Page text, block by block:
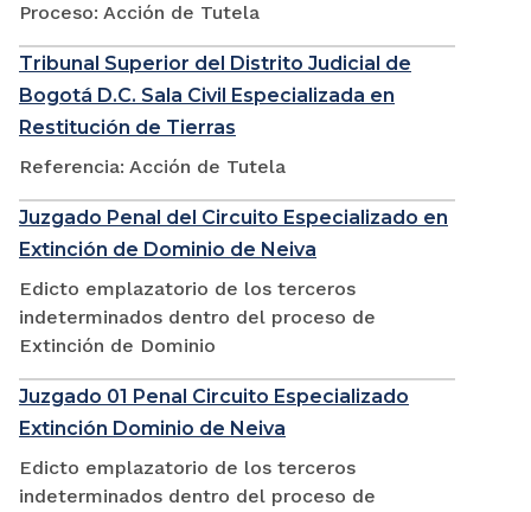
Proceso: Acción de Tutela
Tribunal Superior del Distrito Judicial de
Bogotá D.C. Sala Civil Especializada en
Restitución de Tierras
Referencia: Acción de Tutela
Juzgado Penal del Circuito Especializado en
Extinción de Dominio de Neiva
Edicto emplazatorio de los terceros
indeterminados dentro del proceso de
Extinción de Dominio
Juzgado 01 Penal Circuito Especializado
Extinción Dominio de Neiva
Edicto emplazatorio de los terceros
indeterminados dentro del proceso de